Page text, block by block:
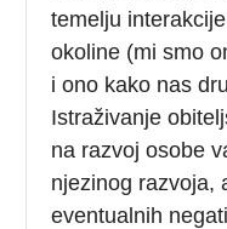
temelju
okoline (mi smo
i ono kako nas
Istraživanje
na razvoj osobe
njezinog razvoja,
eventualnih